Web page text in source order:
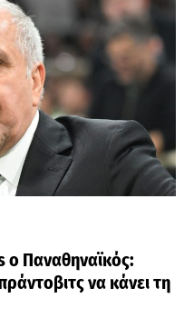
ο Παναθηναϊκός:
να κάνει τη